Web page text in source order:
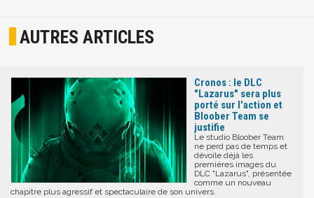
AUTRES ARTICLES
Cronos : le DLC
"Lazarus" sera plus
porté sur l'action et
Bloober Team se
justifie
Le studio Bloober Team
ne perd pas de temps et
dévoile déjà les
premières images du
DLC "Lazarus", présentée
comme un nouveau
chapitre plus agressif et spectaculaire de son univers.